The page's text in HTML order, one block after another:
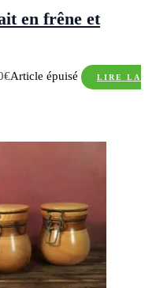
en frêne et
€Article épuisé LIRE LA